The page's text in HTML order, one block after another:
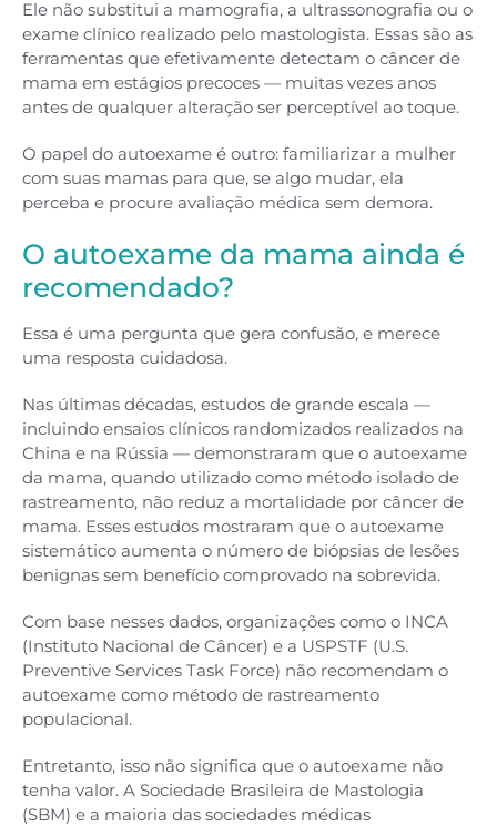
Ele não substitui a mamografia, a ultrassonografia ou o
exame clínico realizado pelo mastologista. Essas são as
ferramentas que efetivamente detectam o câncer de
mama em estágios precoces — muitas vezes anos
antes de qualquer alteração ser perceptível ao toque.
O papel do autoexame é outro: familiarizar a mulher
com suas mamas para que, se algo mudar, ela
perceba e procure avaliação médica sem demora.
O autoexame da mama ainda é
recomendado?
Essa é uma pergunta que gera confusão, e merece
uma resposta cuidadosa.
Nas últimas décadas, estudos de grande escala —
incluindo ensaios clínicos randomizados realizados na
China e na Rússia — demonstraram que o autoexame
da mama, quando utilizado como método isolado de
rastreamento, não reduz a mortalidade por câncer de
mama. Esses estudos mostraram que o autoexame
sistemático aumenta o número de biópsias de lesões
benignas sem benefício comprovado na sobrevida.
Com base nesses dados, organizações como o INCA
(Instituto Nacional de Câncer) e a USPSTF (U.S.
Preventive Services Task Force) não recomendam o
autoexame como método de rastreamento
populacional.
Entretanto, isso não significa que o autoexame não
tenha valor. A Sociedade Brasileira de Mastologia
(SBM) e a maioria das sociedades médicas